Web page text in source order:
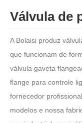
Válvula de
A Bolaisi produz
que funcionam de
válvula gaveta
flange para controle
fornecedor
modelos e nossa